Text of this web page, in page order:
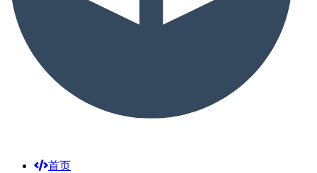
首页